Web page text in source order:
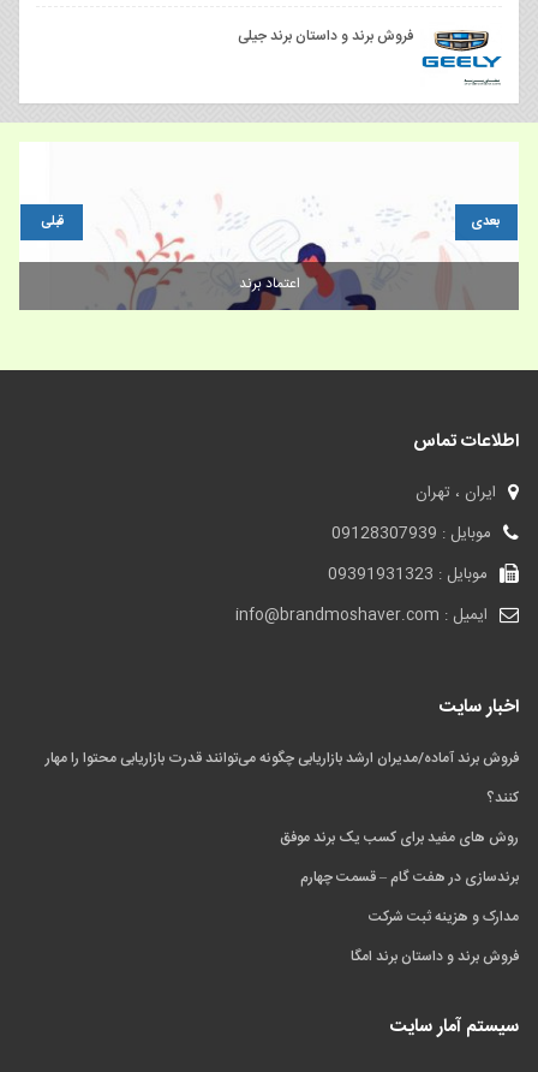
فروش برند و داستان برند جیلی
اعتماد برند
قبلی بعدی
اطلاعات تماس
ایران ، تهران
موبایل : 09128307939
موبایل : 09391931323
ایمیل : info@brandmoshaver.com
اخبار سایت
فروش برند آماده/مدیران ارشد بازاریابی چگونه می‌توانند قدرت بازاریابی محتوا را مهار
کنند؟
روش های مفید برای کسب یک برند موفق
برندسازی در هفت گام – قسمت چهارم
مدارک و هزینه ثبت شرکت
فروش برند و داستان برند امگا
سیستم آمار سایت